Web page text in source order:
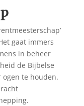
gaat immers
in beheer
de Bijbelse
ogen te houden.